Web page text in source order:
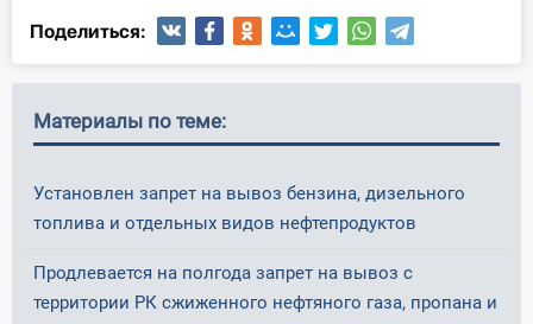
Поделиться:
Материалы по теме:
Установлен запрет на вывоз бензина, дизельного
топлива и отдельных видов нефтепродуктов
Продлевается на полгода запрет на вывоз с
территории РК сжиженного нефтяного газа, пропана и